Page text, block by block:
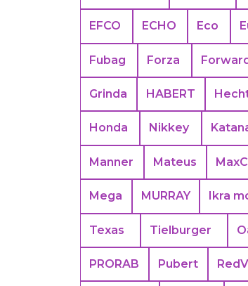
EFCO ECHO Eco
Fubag Forza
Grinda HABERT
Honda Nikkey
Manner Mateus
Mega MURRAY Ikra
Texas Tielburger
PRORAB Pubert